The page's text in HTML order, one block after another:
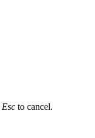
Esc to cancel.